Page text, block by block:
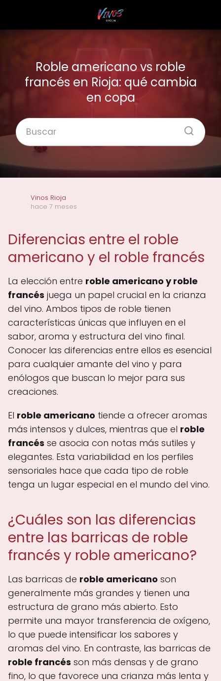
Roble americano vs roble
francés en Rioja: qué cambia
en copa
Vinos Rioja
hace 7 meses
Diferencias entre el roble
americano y el roble francés
La elección entre roble americano y roble
francés juega un papel crucial en la crianza
del vino. Ambos tipos de roble tienen
características únicas que influyen en el
sabor, aroma y estructura del vino final.
Conocer las diferencias entre ellos es esencial
para cualquier amante del vino y para
enólogos que buscan lo mejor para sus
creaciones.
El roble americano tiende a ofrecer aromas
más intensos y dulces, mientras que el roble
francés se asocia con notas más sutiles y
elegantes. Esta variabilidad en los perfiles
sensoriales hace que cada tipo de roble
tenga un lugar especial en el mundo del vino.
¿Cuáles son las diferencias
entre las barricas de roble
francés y roble americano?
Las barricas de roble americano son
generalmente más grandes y tienen una
estructura de grano más abierto. Esto
permite una mayor transferencia de oxígeno,
lo que puede intensificar los sabores y
aromas del vino. En contraste, las barricas de
roble francés son más densas y de grano
fino, lo que favorece una crianza más lenta y